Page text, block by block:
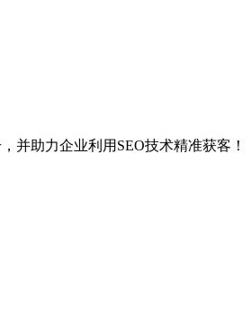
并助力企业利用SEO技术精准获客！